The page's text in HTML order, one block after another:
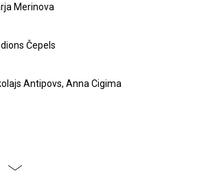
Merinova
Čepels
Antipovs, Anna Cigima